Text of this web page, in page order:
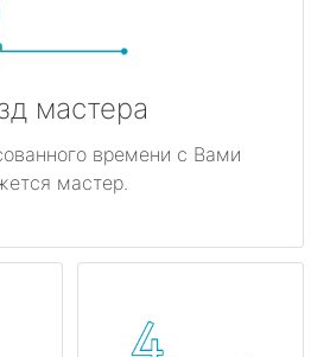
мастера
времени с Вами
мастер.